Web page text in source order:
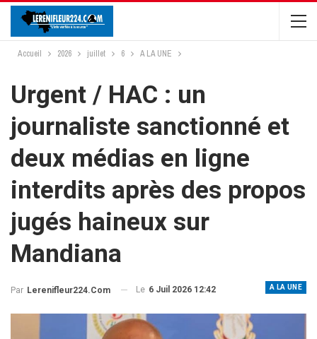
Accueil 2026 juillet 6 A LA UNE
Urgent / HAC : un
journaliste sanctionné et
deux médias en ligne
interdits après des propos
jugés haineux sur
Mandiana
A LA UNE
Par Lerenifleur224.com Le 6 Juil 2026 12:42